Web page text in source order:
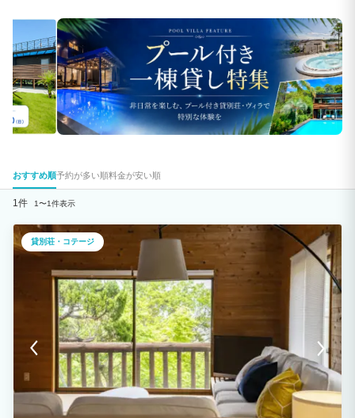
おすすめ順予約が多い順料金が安い順
1件 1〜1件表示
貸別荘・コテージ